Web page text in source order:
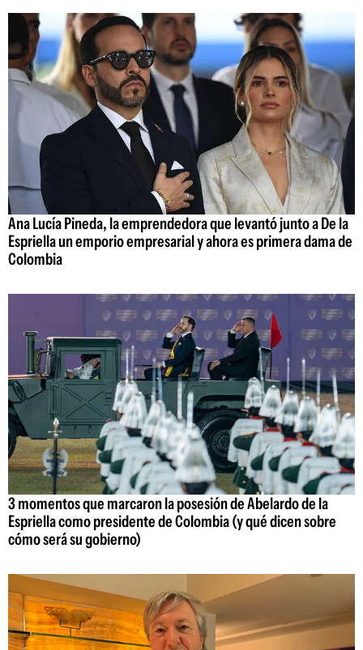
Ana Lucía Pineda, la emprendedora que levantó junto a De la
Espriella un emporio empresarial y ahora es primera dama de
Colombia
3 momentos que marcaron la posesión de Abelardo de la
Espriella como presidente de Colombia (y qué dicen sobre
cómo será su gobierno)